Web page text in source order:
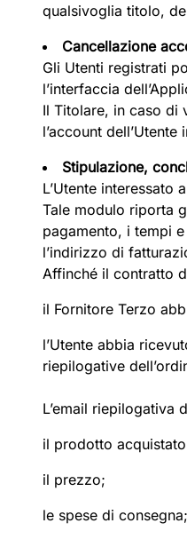
qualsivoglia titolo,
Cancellazione
Gli Utenti registrati
l’interfaccia
Il Titolare, in caso di
l’account
Stipulazione,
L’Utente
Tale modulo riporta
pagamento, i tempi
l’indirizzo di
Affinché il contratto
il Fornitore Terzo
l’Utente abbia
riepilogative
L’email riepilogativa
il prodotto
il prezzo;
le spese di consegna;